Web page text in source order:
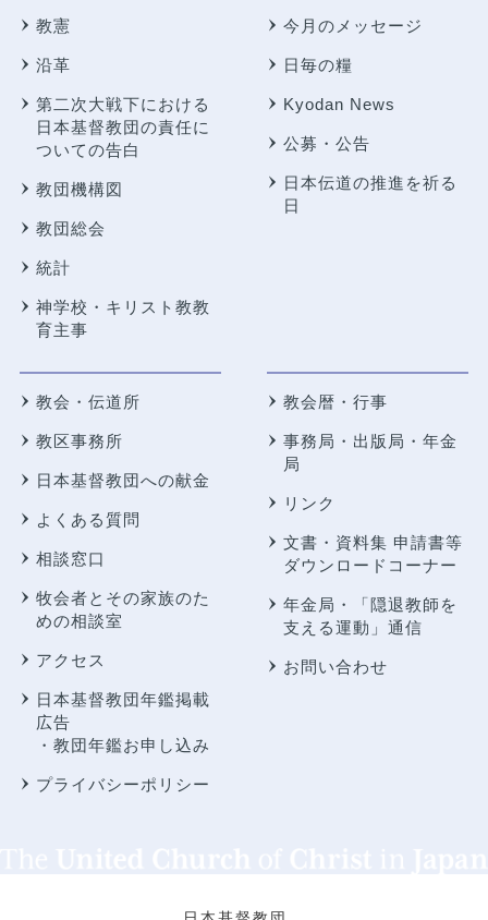
教憲
沿革
第二次大戦下における
日本基督教団の責任に
ついての告白
教団機構図
教団総会
統計
神学校・キリスト教教
育主事
今月のメッセージ
日毎の糧
Kyodan News
公募・公告
日本伝道の推進を祈る
日
教会・伝道所
教区事務所
日本基督教団への献金
よくある質問
相談窓口
牧会者とその家族のた
めの相談室
アクセス
日本基督教団年鑑掲載
広告
・教団年鑑お申し込み
プライバシーポリシー
教会暦・行事
事務局・出版局・年金
局
リンク
文書・資料集 申請書等
ダウンロードコーナー
年金局・
「隠退教師を
支える運動」通信
お問い合わせ